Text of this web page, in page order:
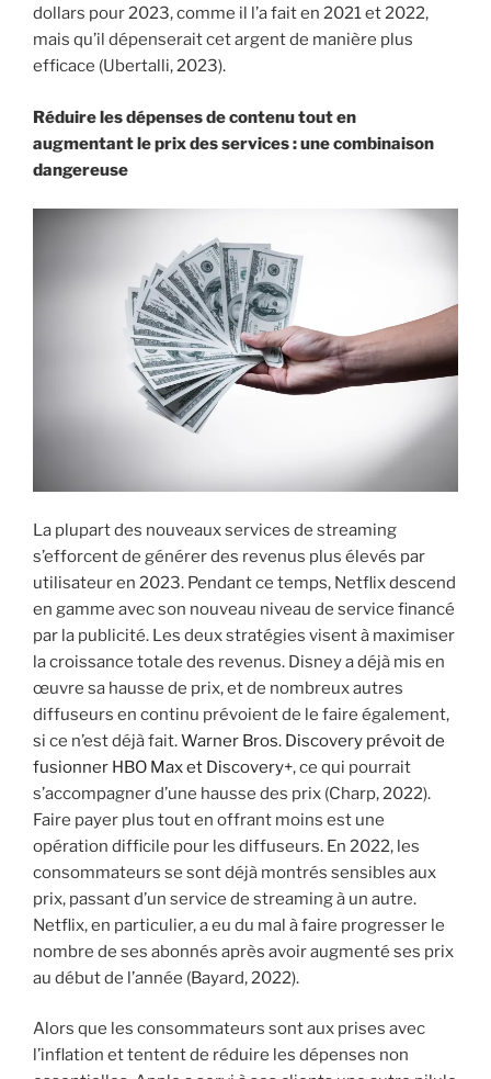
dollars pour 2023, comme il l’a fait en 2021 et 2022,
mais qu’il dépenserait cet argent de manière plus
efficace (Ubertalli, 2023).
Réduire les dépenses de contenu tout en
augmentant le prix des services : une combinaison
dangereuse
La plupart des nouveaux services de streaming
s’efforcent de générer des revenus plus élevés par
utilisateur en 2023. Pendant ce temps, Netflix descend
en gamme avec son nouveau niveau de service financé
par la publicité. Les deux stratégies visent à maximiser
la croissance totale des revenus. Disney a déjà mis en
œuvre sa hausse de prix, et de nombreux autres
diffuseurs en continu prévoient de le faire également,
si ce n’est déjà fait.Warner Bros. Discovery prévoit de
fusionner HBO Max et Discovery+, ce qui pourrait
s’accompagner d’une hausse des prix (Charp, 2022).
Faire payer plus tout en offrant moins est une
opération difficile pour les diffuseurs. En 2022, les
consommateurs se sont déjà montrés sensibles aux
prix, passant d’un service de streaming à un autre.
Netflix, en particulier, a eu du mal à faire progresser le
nombre de ses abonnés après avoir augmenté ses prix
au début de l’année (Bayard, 2022).
Alors que les consommateurs sont aux prises avec
l’inflation et tentent de réduire les dépenses non